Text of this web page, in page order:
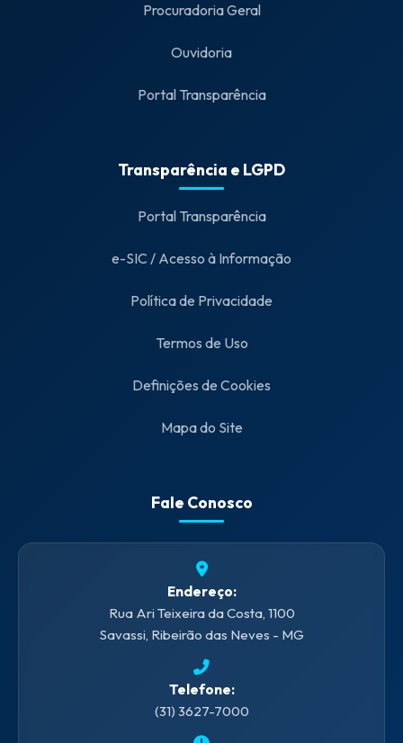
Procuradoria Geral
Ouvidoria
Portal Transparência
Transparência e LGPD
Portal Transparência
e-SIC / Acesso à Informação
Política de Privacidade
Termos de Uso
Definições de Cookies
Mapa do Site
Fale Conosco
Endereço:
Rua Ari Teixeira da Costa, 1100
Savassi, Ribeirão das Neves - MG
Telefone:
(31) 3627-7000